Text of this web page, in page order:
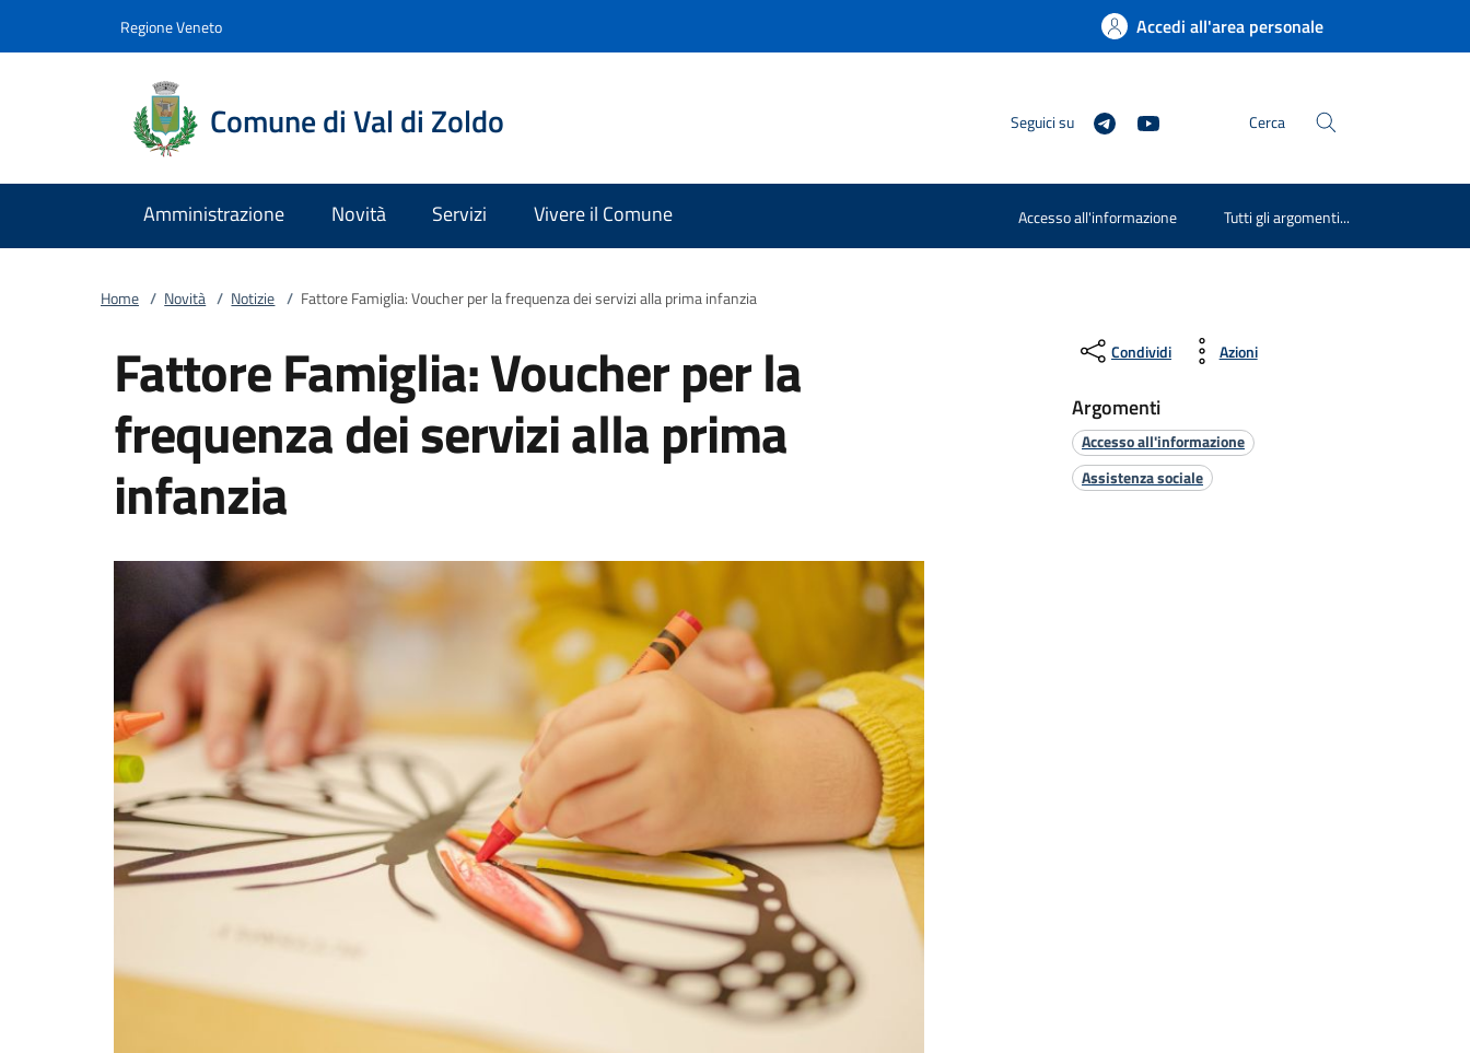
Regione Veneto Accedi all'area personale
Comune di Val di Zoldo Seguici su Cerca
Amministrazione Novità Servizi Vivere il Comune Accesso all'informazione Tutti gli argomenti...
Home / Novità / Notizie / Fattore Famiglia: Voucher per la frequenza dei servizi alla prima infanzia
Fattore Famiglia: Voucher per la
frequenza dei servizi alla prima
infanzia
Condividi Azioni
Argomenti
Accesso all'informazione
Assistenza sociale